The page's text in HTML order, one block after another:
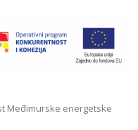
Međimurske energetske